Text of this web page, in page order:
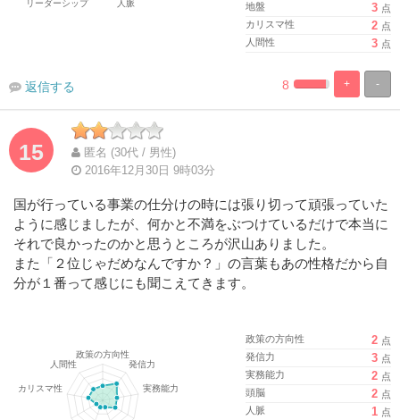
地盤
3 点
カリスマ性
2 点
人間性
3 点
-
+
%
100%
8
返信する
15
匿名 (30代 / 男性)
2016年12月30日 9時03分
国が行っている事業の仕分けの時には張り切って頑張っていた
ように感じましたが、何かと不満をぶつけているだけで本当に
それで良かったのかと思うところが沢山ありました。
また「２位じゃだめなんですか？」の言葉もあの性格だから自
分が１番って感じにも聞こえてきます。
政策の方向性 2 点
発信力
3 点
実務能力
2 点
頭脳
2 点
人脈
1 点